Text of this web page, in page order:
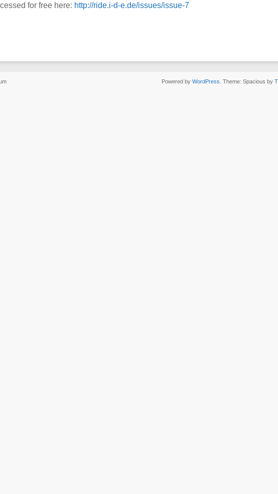
for free here: http://ride.i-d-e.de/issues/issue-7
Powered byWordPress . Theme: Spacious by